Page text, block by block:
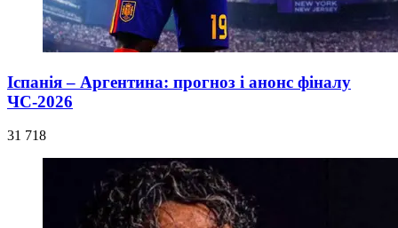
Іспанія – Аргентина: прогноз і анонс фіналу
ЧС-2026
31 718